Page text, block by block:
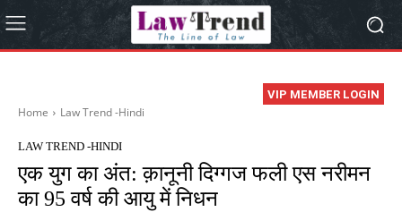
VIP MEMBER LOGIN
Home Law Trend -Hindi
LAW TREND -HINDI
एक युग का अंत: क़ानूनी दिग्गज फली एस नरीमन
का 95 वर्ष की आयु में निधन